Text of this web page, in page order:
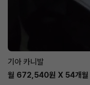
기아 카니발
월 672,540원 X 54개월